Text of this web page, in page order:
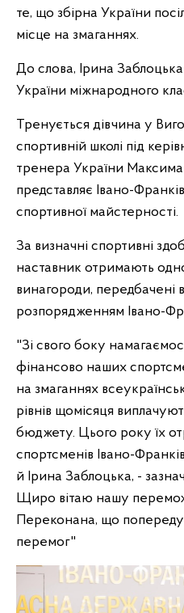
те, що збірна України
місце на змаганнях.
До слова, Ірина
України міжнародного
Тренується дівчина у
спортивній школі під
тренера України
представляє Івано-
спортивної майстерності.
За визначні спортивні
наставник отримають
винагороди, передбачені
розпорядженням Івано-
"Зі свого боку
фінансово наших
на змаганнях
рівнів щомісяця
бюджету. Цього року їх
спортсменів Івано-
й Ірина Заблоцька, -
Щиро вітаю нашу
Переконана, що
перемог"